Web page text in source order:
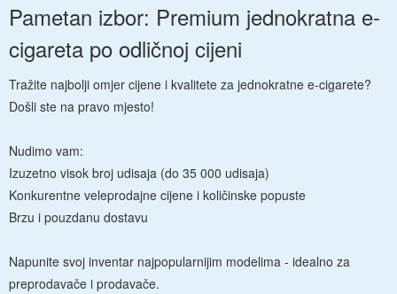
Pametan izbor: Premium jednokratna e-
cigareta po odličnoj cijeni
Tražite najbolji omjer cijene i kvalitete za jednokratne e-cigarete?
Došli ste na pravo mjesto!
Nudimo vam:
Izuzetno visok broj udisaja (do 35 000 udisaja)
Konkurentne veleprodajne cijene i količinske popuste
Brzu i pouzdanu dostavu
Napunite svoj inventar najpopularnijim modelima - idealno za
preprodavače i prodavače.